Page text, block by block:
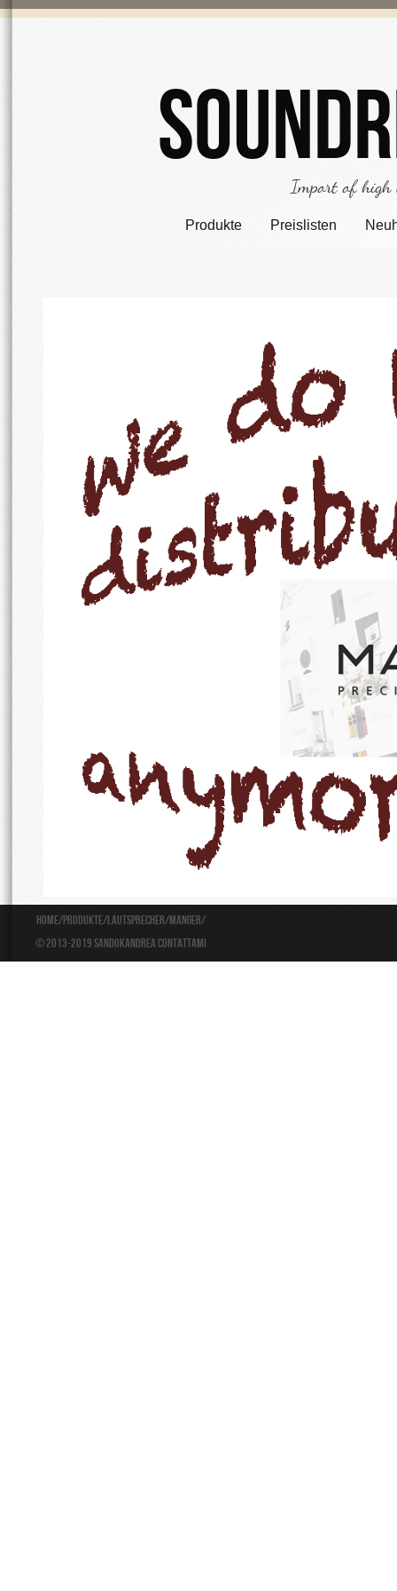
Import of high
Produkte Preislisten
Home/Produkte/Lautsprecher/Manger/
© 2013-2019 SandokandreaContattami